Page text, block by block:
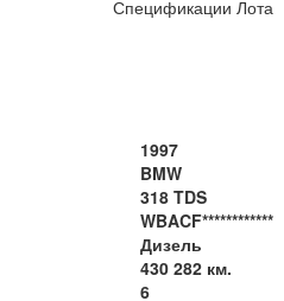
Спецификации Лота
1997
BMW
318 TDS
WBACF************
Дизель
430 282 км.
6